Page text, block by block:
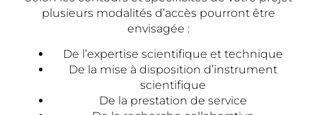
plusieurs modalités d’accès pourront être
envisagée :
De l’expertise scientifique et technique
De la mise à disposition d’instrument
scientifique
De la prestation de service